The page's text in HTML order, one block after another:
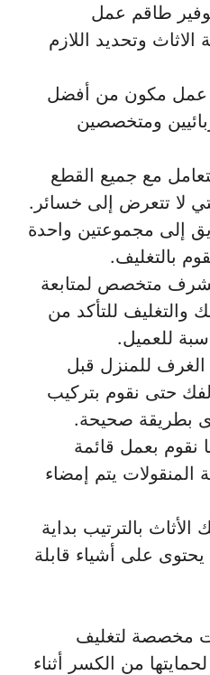
طاقم عمل
وتحديد اللازم
عمل مكون من أفضل
ومتخصصين
مع جميع القطع
لا تتعرض إلى خسائر.
إلى مجموعتين واحدة
بالتغليف.
متخصص لمتابعة
والتغليف للتأكد من
للعميل.
الغرف للمنزل قبل
حتى نقوم بتركيب
بطريقة صحيحة.
نقوم بعمل قائمة
المنقولات يتم إمضاء
بالترتيب بداية
على أشياء قابلة
مخصصة لتغليف
من الكسر أثناء